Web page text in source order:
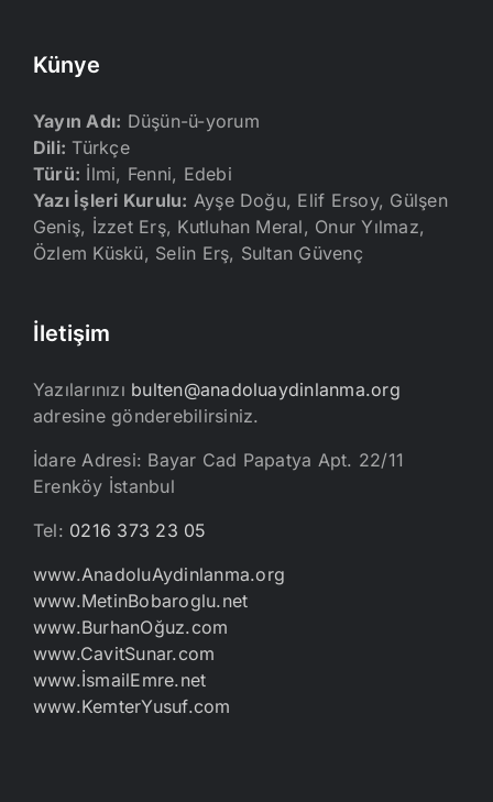
Künye
Yayın Adı: Düşün-ü-yorum
Dili: Türkçe
Türü: İlmi, Fenni, Edebi
Yazı İşleri Kurulu: Ayşe Doğu, Elif Ersoy, Gülşen
Geniş, İzzet Erş, Kutluhan Meral, Onur Yılmaz,
Özlem Küskü, Selin Erş, Sultan Güvenç
İletişim
Yazılarınızı bulten@anadoluaydinlanma.org
adresine gönderebilirsiniz.
İdare Adresi: Bayar Cad Papatya Apt. 22/11
Erenköy İstanbul
Tel: 0216 373 23 05
www.AnadoluAydinlanma.org
www.MetinBobaroglu.net
www.BurhanOğuz.com
www.CavitSunar.com
www.İsmailEmre.net
www.KemterYusuf.com